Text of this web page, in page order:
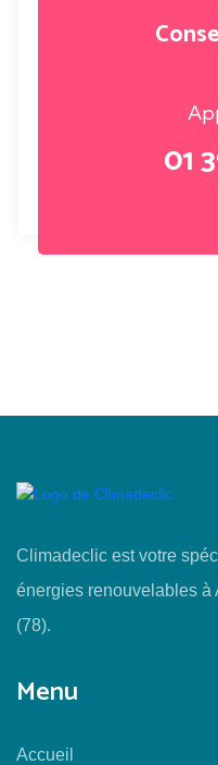
01
Climadeclic est votre
énergies renouvelables
(78).
Menu
Accueil